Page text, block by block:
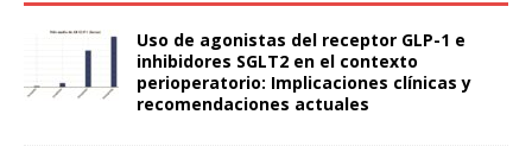
Uso de agonistas del receptor GLP-1 e
inhibidores SGLT2 en el contexto
perioperatorio: Implicaciones clínicas y
recomendaciones actuales